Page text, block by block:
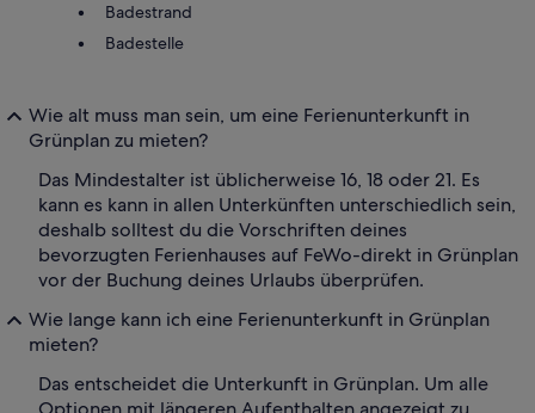
Badestrand
Badestelle
Wie alt muss man sein, um eine Ferienunterkunft in
Grünplan zu mieten?
Das Mindestalter ist üblicherweise 16, 18 oder 21. Es
kann es kann in allen Unterkünften unterschiedlich sein,
deshalb solltest du die Vorschriften deines
bevorzugten Ferienhauses auf FeWo-direkt in Grünplan
vor der Buchung deines Urlaubs überprüfen.
Wie lange kann ich eine Ferienunterkunft in Grünplan
mieten?
Das entscheidet die Unterkunft in Grünplan. Um alle